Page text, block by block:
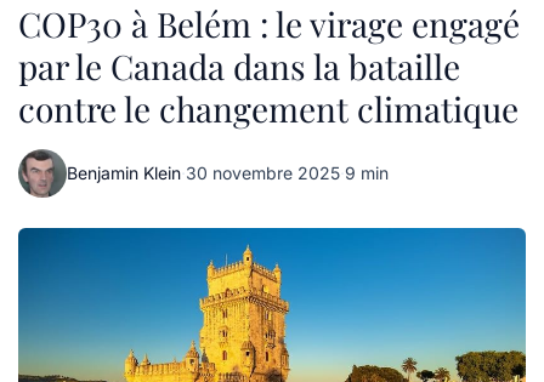
COP30 à Belém : le virage engagé
par le Canada dans la bataille
contre le changement climatique
Benjamin Klein·30 novembre 2025·9 min